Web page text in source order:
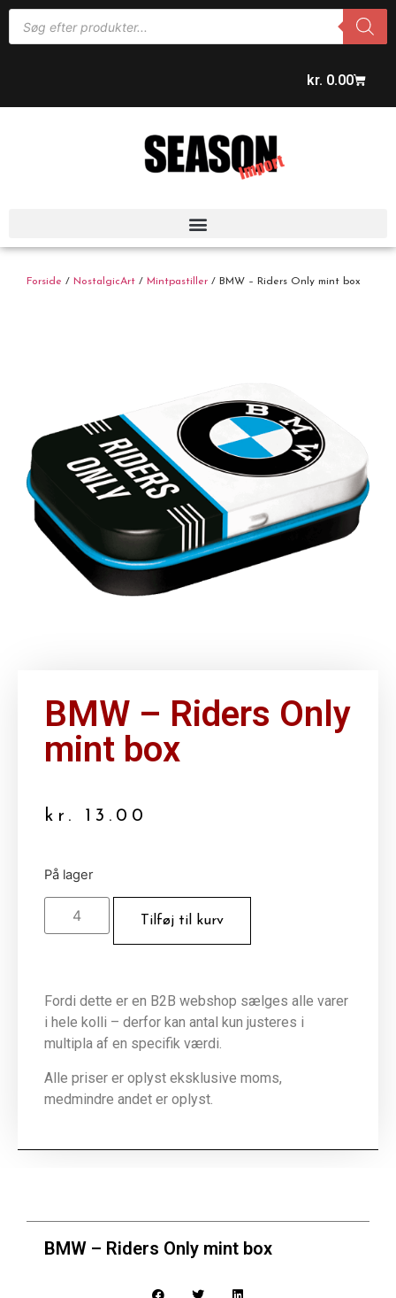
kr. 0.00
Forside / NostalgicArt / Mintpastiller / BMW – Riders Only mint box
BMW – Riders Only
mint box
kr. 13.00
På lager
Tilføj til kurv
Fordi dette er en B2B webshop sælges alle varer
i hele kolli – derfor kan antal kun justeres i
multipla af en specifik værdi.
Alle priser er oplyst eksklusive moms,
medmindre andet er oplyst.
BMW – Riders Only mint box